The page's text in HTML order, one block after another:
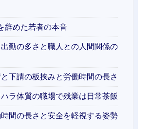
辞めた若者の本音
勤の多さと職人との人間関係の
下請の板挟みと労働時間の長さ
ラ体質の職場で残業は日常茶飯
間の長さと安全を軽視する姿勢